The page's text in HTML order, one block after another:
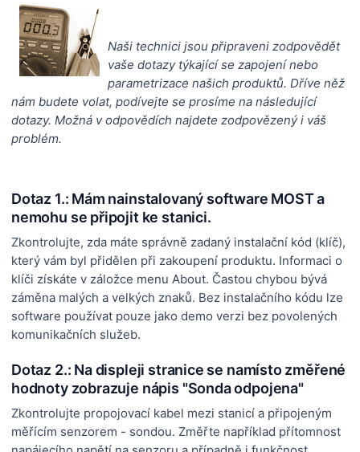
Naši technici jsou připraveni zodpovědět
vaše dotazy týkající se zapojení nebo
parametrizace našich produktů. Dříve něž
nám budete volat, podívejte se prosíme na následující
dotazy. Možná v odpovědích najdete zodpovězený i váš
problém.
Dotaz 1.: Mám nainstalovaný software MOST a
nemohu se připojit ke stanici.
Zkontrolujte, zda máte správně zadaný instalační kód (klíč),
který vám byl přidělen při zakoupení produktu. Informaci o
klíči získáte v záložce menu About. Častou chybou bývá
záměna malých a velkých znaků. Bez instalačního kódu lze
software používat pouze jako demo verzi bez povolených
komunikačních služeb.
Dotaz 2.: Na displeji stranice se namísto změřené
hodnoty zobrazuje nápis "Sonda odpojena"
Zkontrolujte propojovací kabel mezi stanicí a připojeným
měřícím senzorem - sondou. Změřte například přítomnost